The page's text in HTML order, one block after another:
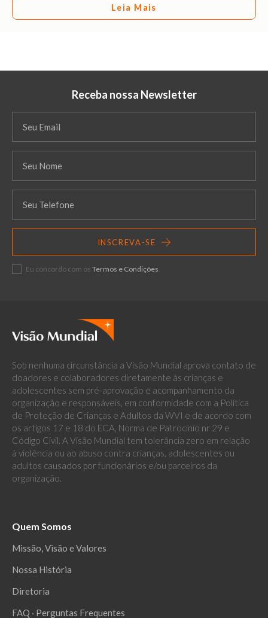
Leia Mais
Receba nossa Newsletter
INSCREVA-SE
Eu concordo com os Termos e Condições.
Sob nenhuma circunstância a Visão Mundial aprova contato de
doadores e colaboradores diretamente às crianças e
adolescentes sem pré-aprovação e acompanhamento da
organização e responsáveis, em conformidade com a Política
de Proteção de Crianças e Adultos da WVI e de acordo com
os artigos 17 e 18 do ECA, Norma de Patrocínio nr 29 e
Código Civil. A Visão Mundial tem tolerância zero em relação
à violência ou ao abuso contra crianças, adolescentes ou
adultos causados por funcionários e/ou parceiros da
organização.
Quem Somos
Missão, Visão e Valores
Nossa História
Diretoria
FAQ ‧ Perguntas Frequentes